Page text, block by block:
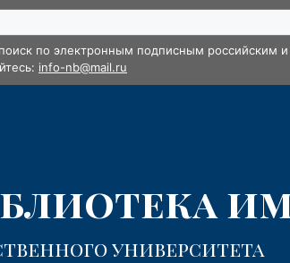
по электронным подписным российским
info-nb@mail.ru
университета